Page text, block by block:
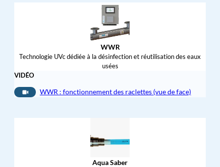
WWR
Technologie UVc dédiée à la désinfection et réutilisation des eaux
usées
VIDÉO
WWR : fonctionnement des raclettes (vue de face)
Aqua Saber